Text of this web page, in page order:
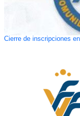
Cierre de inscripciones